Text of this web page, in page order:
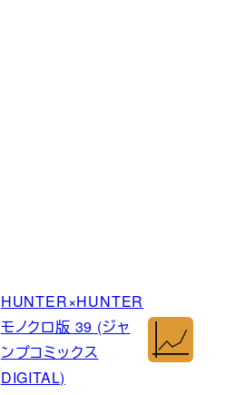
HUNTER×HUNTER
モノクロ版 39 (ジャ
ンプコミックス
DIGITAL)